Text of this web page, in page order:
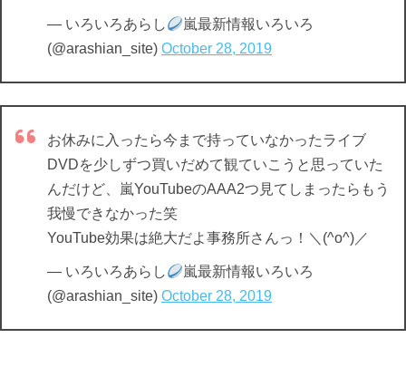
— いろいろあらし
嵐最新情報いろいろ
(@arashian_site) October 28, 2019
お休みに入ったら今まで持っていなかったライブ
DVDを少しずつ買いだめて観ていこうと思っていた
んだけど、嵐YouTubeのAAA2つ見てしまったらもう
我慢できなかった笑
YouTube効果は絶大だよ事務所さんっ！＼(^o^)／
— いろいろあらし
嵐最新情報いろいろ
(@arashian_site) October 28, 2019